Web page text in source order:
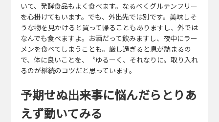
いて、発酵食品もよく食べます。なるべくグルテンフリー
を心掛けてもいます。でも、外出先では別です。美味しそ
うな物を見かけると買って帰ることもありますし、外では
なんでも食べますよ。お酒だって飲みますし、夜中にラー
メンを食べてしまうことも。厳し過ぎると息が詰まるの
で、体に良いことを、〝ゆるーく、それなりに〟取り入れ
るのが継続のコツだと思っています。
予期せぬ出来事に悩んだらとりあ
えず動いてみる